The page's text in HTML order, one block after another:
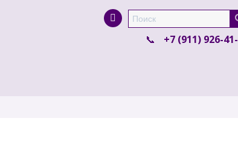
+7 (911) 926-